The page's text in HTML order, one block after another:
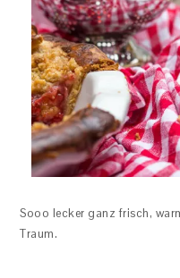
Sooo lecker ganz frisch,
Traum.